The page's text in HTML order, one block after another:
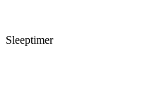
Sleeptimer